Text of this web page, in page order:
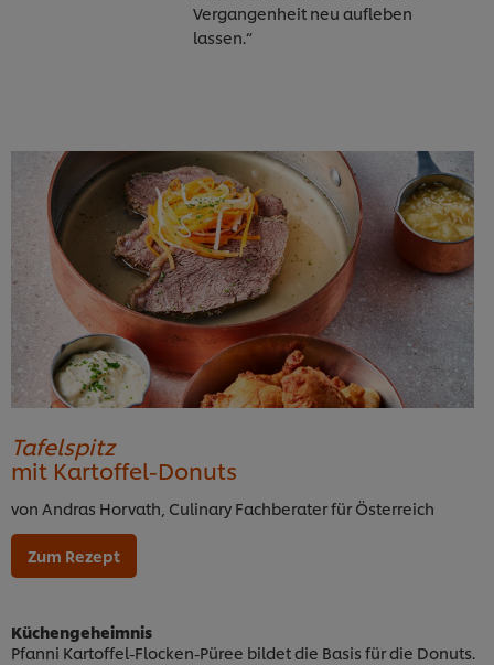
Vergangenheit neu aufleben
lassen.“
Tafelspitz
mit Kartoffel-Donuts
von Andras Horvath, Culinary Fachberater für Österreich
Zum Rezept
Küchengeheimnis
Pfanni Kartoffel-Flocken-Püree bildet die Basis für die Donuts.